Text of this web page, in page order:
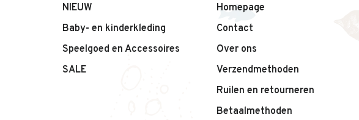
NIEUW
Baby- en kinderkleding
Speelgoed en Accessoires
SALE
Homepage
Contact
Over ons
Verzendmethoden
Ruilen en retourneren
Betaalmethoden